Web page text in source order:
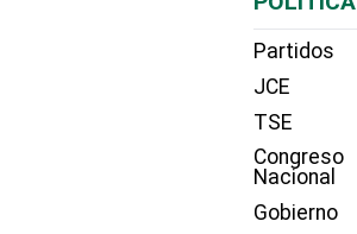
Partidos
JCE
TSE
Congreso
Nacional
Gobierno